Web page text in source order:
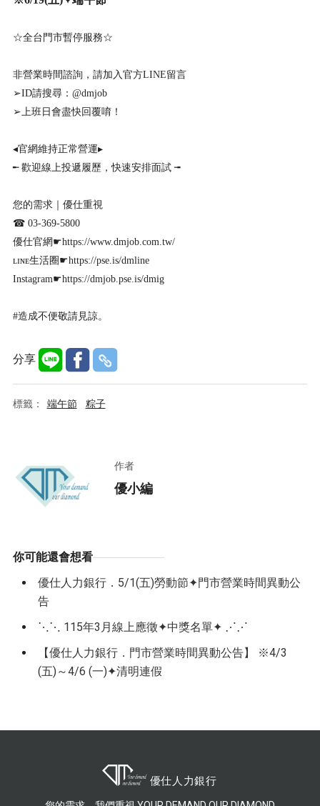
☆全台門市暫停服務☆
非營業時間諮詢，請加入官方LINE留言
➢ID請搜尋：@dmjob
➢上班日會盡快回覆唷！
◂官網維持正常營運▸
╾ 歡迎線上投遞履歷，快速安排面試 ╼
您的需求｜優仕重視
☎︎ 03-369-5800
優仕官網☛https://www.dmjob.com.tw/
ʟɪɴᴇ生活圈☛https://pse.is/dmline
Instagram☛https://dmjob.pse.is/dmig
#造成不便敬請見諒。
分享
標籤： 端午節 粽子
作者
優小編
你可能還會想看
優仕人力銀行．5/1(五)勞動節✦門市營業時間異動公
告
⋱⋱ 115年3月線上應徵✦中獎名單✦ ⋰⋰
【優仕人力銀行．門市營業時間異動公告】 ※4/3
(五)～4/6 (一)✦清明連假